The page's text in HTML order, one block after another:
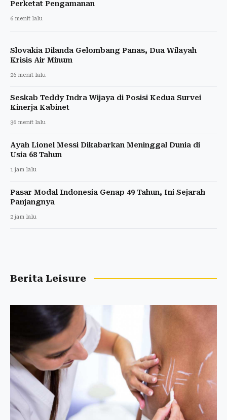
Perketat Pengamanan
6 menit lalu
Slovakia Dilanda Gelombang Panas, Dua Wilayah
Krisis Air Minum
26 menit lalu
Seskab Teddy Indra Wijaya di Posisi Kedua Survei
Kinerja Kabinet
36 menit lalu
Ayah Lionel Messi Dikabarkan Meninggal Dunia di
Usia 68 Tahun
1 jam lalu
Pasar Modal Indonesia Genap 49 Tahun, Ini Sejarah
Panjangnya
2 jam lalu
Berita Leisure